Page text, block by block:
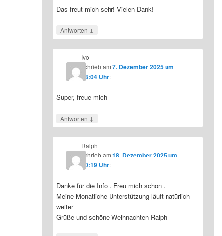
Das freut mich sehr! Vielen Dank!
Antworten ↓
Ivo
schriebam 7. Dezember 2025 um
23:04 Uhr:
Super, freue mich
Antworten ↓
Ralph
schriebam 18. Dezember 2025 um
10:19 Uhr:
Danke für die Info . Freu mich schon .
Meine Monatliche Unterstützung läuft natürlich
weiter
Grüße und schöne Weihnachten Ralph